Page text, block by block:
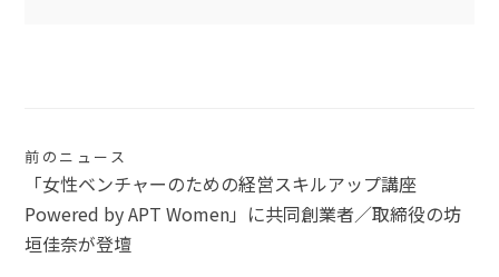
投
稿
ナ
前のニュース
「女性ベンチャーのための経営スキルアップ講座
Powered by APT Women」に共同創業者／取締役の坊
垣佳奈が登壇